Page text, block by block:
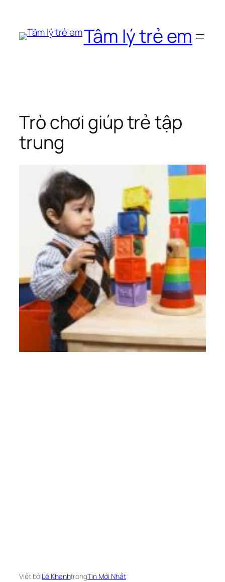
phần
Tâm lý trẻ em
Trò chơi giúp trẻ tập
trung
Viết bởiLê KhanhtrongTin Mới Nhất